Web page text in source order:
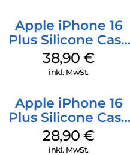
Apple iPhone 16
Plus Silicone Case
MagSafe Denim
38,90€
inkl. MwSt.
Apple iPhone 16
Plus Silicone Case
MagSafe Black
28,90€
inkl. MwSt.